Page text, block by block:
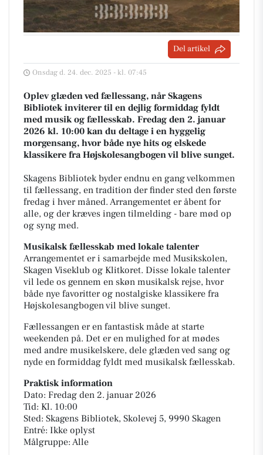
Del artikel
Onsdag d. 24. dec. 2025 - kl. 07:45
Oplev glæden ved fællessang, når Skagens
Bibliotek inviterer til en dejlig formiddag fyldt
med musik og fællesskab. Fredag den 2. januar
2026 kl. 10:00 kan du deltage i en hyggelig
morgensang, hvor både nye hits og elskede
klassikere fra Højskolesangbogen vil blive sunget.
Skagens Bibliotek byder endnu en gang velkommen
til fællessang, en tradition der finder sted den første
fredag i hver måned. Arrangementet er åbent for
alle, og der kræves ingen tilmelding - bare mød op
og syng med.
Musikalsk fællesskab med lokale talenter
Arrangementet er i samarbejde med Musikskolen,
Skagen Viseklub og Klitkoret. Disse lokale talenter
vil lede os gennem en skøn musikalsk rejse, hvor
både nye favoritter og nostalgiske klassikere fra
Højskolesangbogen vil blive sunget.
Fællessangen er en fantastisk måde at starte
weekenden på. Det er en mulighed for at mødes
med andre musikelskere, dele glæden ved sang og
nyde en formiddag fyldt med musikalsk fællesskab.
Praktisk information
Dato: Fredag den 2. januar 2026
Tid: Kl. 10:00
Sted: Skagens Bibliotek, Skolevej 5, 9990 Skagen
Entré: Ikke oplyst
Målgruppe: Alle